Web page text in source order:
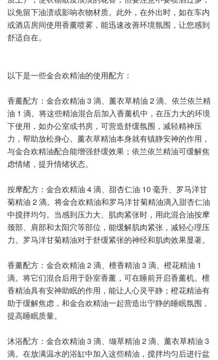
以免留下油渍或影响衣物材质。此外，在外出时，如在车内
或酒店房间使用香薰喷雾，能迅速改善环境氛围，让您感到
舒适自在。
以下是一些金合欢精油的使用配方：
香薰配方：金合欢精油 3 滴、薰衣草精油 2 滴、依兰依兰精
油 1 滴。将这些精油混合后加入香薰机中，在压力大的环境
下使用，如办公室或书房，可营造舒缓氛围，减轻精神压
力，帮助放松身心。薰衣草精油本身就有镇静安神的作用，
与金合欢精油配合能增强舒缓效果；依兰依兰精油可缓解焦
虑情绪，提升情绪状态。
按摩配方：金合欢精油 4 滴、甜杏仁油 10 毫升、罗马洋甘
菊精油 2 滴。将金合欢精油和罗马洋甘菊精油滴入甜杏仁油
中搅拌均匀。当感到压力大、肌肉紧张时，用此混合油按摩
颈部、肩部和太阳穴等部位，能缓解肌肉紧张，减轻心理压
力。罗马洋甘菊精油对于舒缓紧张的神经和肌肉效果显著。
香薰配方：金合欢精油 2 滴、檀香精油 3 滴、橙花精油 1
滴。将它们混合后用于卧室香薰，可在睡前开启香薰机。檀
香精油具有安神助眠的作用，能让人心灵平静；橙花精油有
助于缓解焦虑，和金合欢精油一起营造出宁静的睡眠氛围，
提高睡眠质量。
沐浴配方：金合欢精油 3 滴、缬草精油 2 滴、薰衣草精油 3
滴。在放满温水的浴缸中加入这些精油，搅拌均匀后进行盆